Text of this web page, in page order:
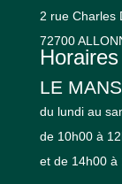
2 rue Charles
72700
LE MANS
du lundi au
de 10h00 à
et de 14h00 à